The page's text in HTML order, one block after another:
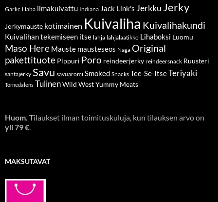
Garlic Haba ilmakuivattu Indiana Jack Link's Jerkku Jerky
Jerkymauste kotimainen Kuivaliha Kuivalihakundi
Kuivalihan tekemiseen itse lahja lahjalaatikko Lihaboksi Luomu
Maso Here Mauste mausteseos Naga Original
pakettituote Pippuri Poro reindeerjerky reindeersnack Ruusteri
santajerky Savu savuaromi Smoked Snacks Tee-Se-ItseTeriyaki
Tornedalens TulinenWild WestYummy Meats
Huom. Tilaukset ilman toimituskuluja, kun tilauksen arvo on
yli 79 €.
MAKSUTAVAT